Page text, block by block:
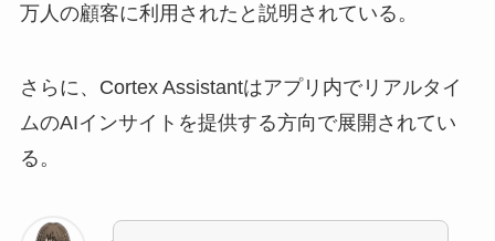
万人の顧客に利用されたと説明されている。
さらに、Cortex Assistantはアプリ内でリアルタイ
ムのAIインサイトを提供する方向で展開されてい
る。